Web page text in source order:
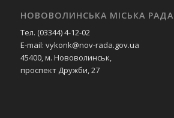
НОВОВОЛИНСЬКА МІСЬКА РАДА
Тел. (03344) 4-12-02
E-mail: vykonk@nov-rada.gov.ua
45400, м. Нововолинськ,
проспект Дружби, 27